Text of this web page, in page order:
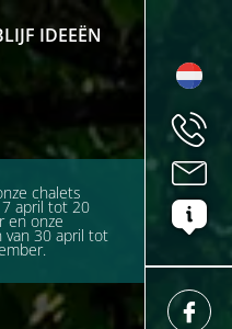
IDEEËN
chalets
april tot 20
en onze
van 30 april tot